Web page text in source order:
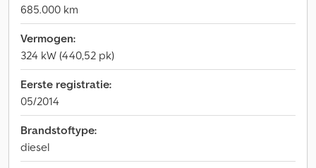
685.000 km
Vermogen:
324 kW (440,52 pk)
Eerste registratie:
05/2014
Brandstoftype:
diesel